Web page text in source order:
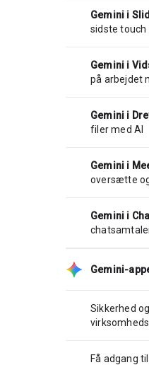
Gemini i
sidste touch
Gemini i
på arbejdet
Gemini i
filer med AI
Gemini i
oversætte
Gemini i
Gemini-
Sikkerhed
Få adgang